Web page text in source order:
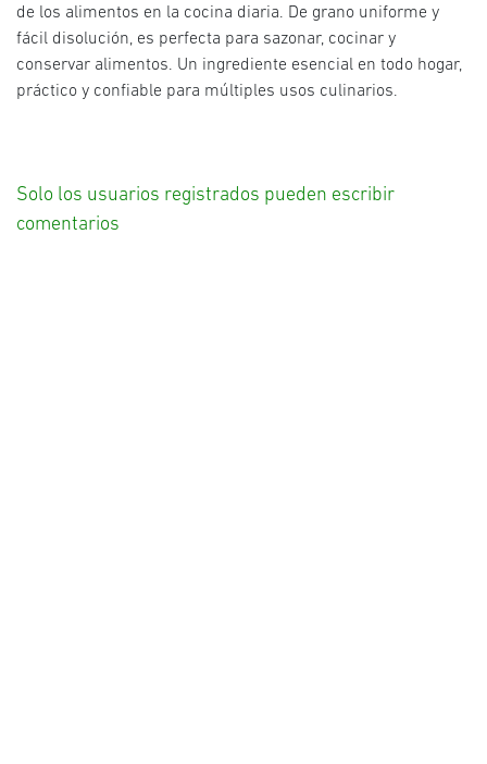
de los alimentos en la cocina diaria. De grano uniforme y
fácil disolución, es perfecta para sazonar, cocinar y
conservar alimentos. Un ingrediente esencial en todo hogar,
práctico y confiable para múltiples usos culinarios.
Solo los usuarios registrados pueden escribir
comentarios